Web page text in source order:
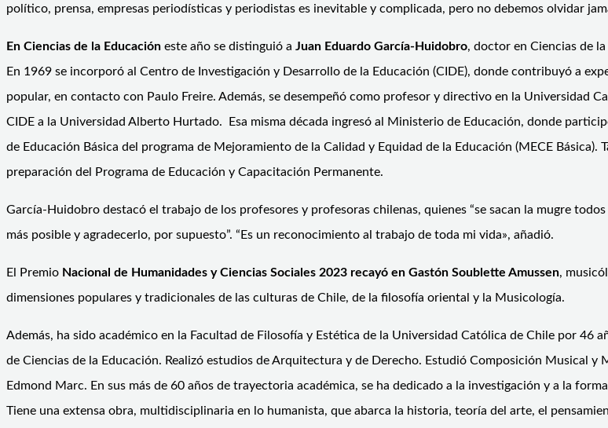
político, prensa, empresas periodísticas y periodistas es inevitable y complicada, pero no debemos olvidar
En Ciencias de la Educación este año se distinguió a Juan Eduardo García-Huidobro, doctor en Ciencias de
En 1969 se incorporó al Centro de Investigación y Desarrollo de la Educación (CIDE), donde contribuyó a
popular, en contacto con Paulo Freire. Además, se desempeñó como profesor y directivo en la Universidad
CIDE a la Universidad Alberto Hurtado. Esa misma década ingresó al Ministerio de Educación, donde
de Educación Básica del programa de Mejoramiento de la Calidad y Equidad de la Educación (MECE
preparación del Programa de Educación y Capacitación Permanente.
García-Huidobro destacó el trabajo de los profesores y profesoras chilenas, quienes “se sacan la mugre
más posible y agradecerlo, por supuesto”. “Es un reconocimiento al trabajo de toda mi vida», añadió.
El Premio Nacional de Humanidades y Ciencias Sociales 2023 recayó en Gastón Soublette Amussen,
dimensiones populares y tradicionales de las culturas de Chile, de la filosofía oriental y la Musicología.
Además, ha sido académico en la Facultad de Filosofía y Estética de la Universidad Católica de Chile por
de Ciencias de la Educación. Realizó estudios de Arquitectura y de Derecho. Estudió Composición Musical
Edmond Marc. En sus más de 60 años de trayectoria académica, se ha dedicado a la investigación y a la
Tiene una extensa obra, multidisciplinaria en lo humanista, que abarca la historia, teoría del arte, el